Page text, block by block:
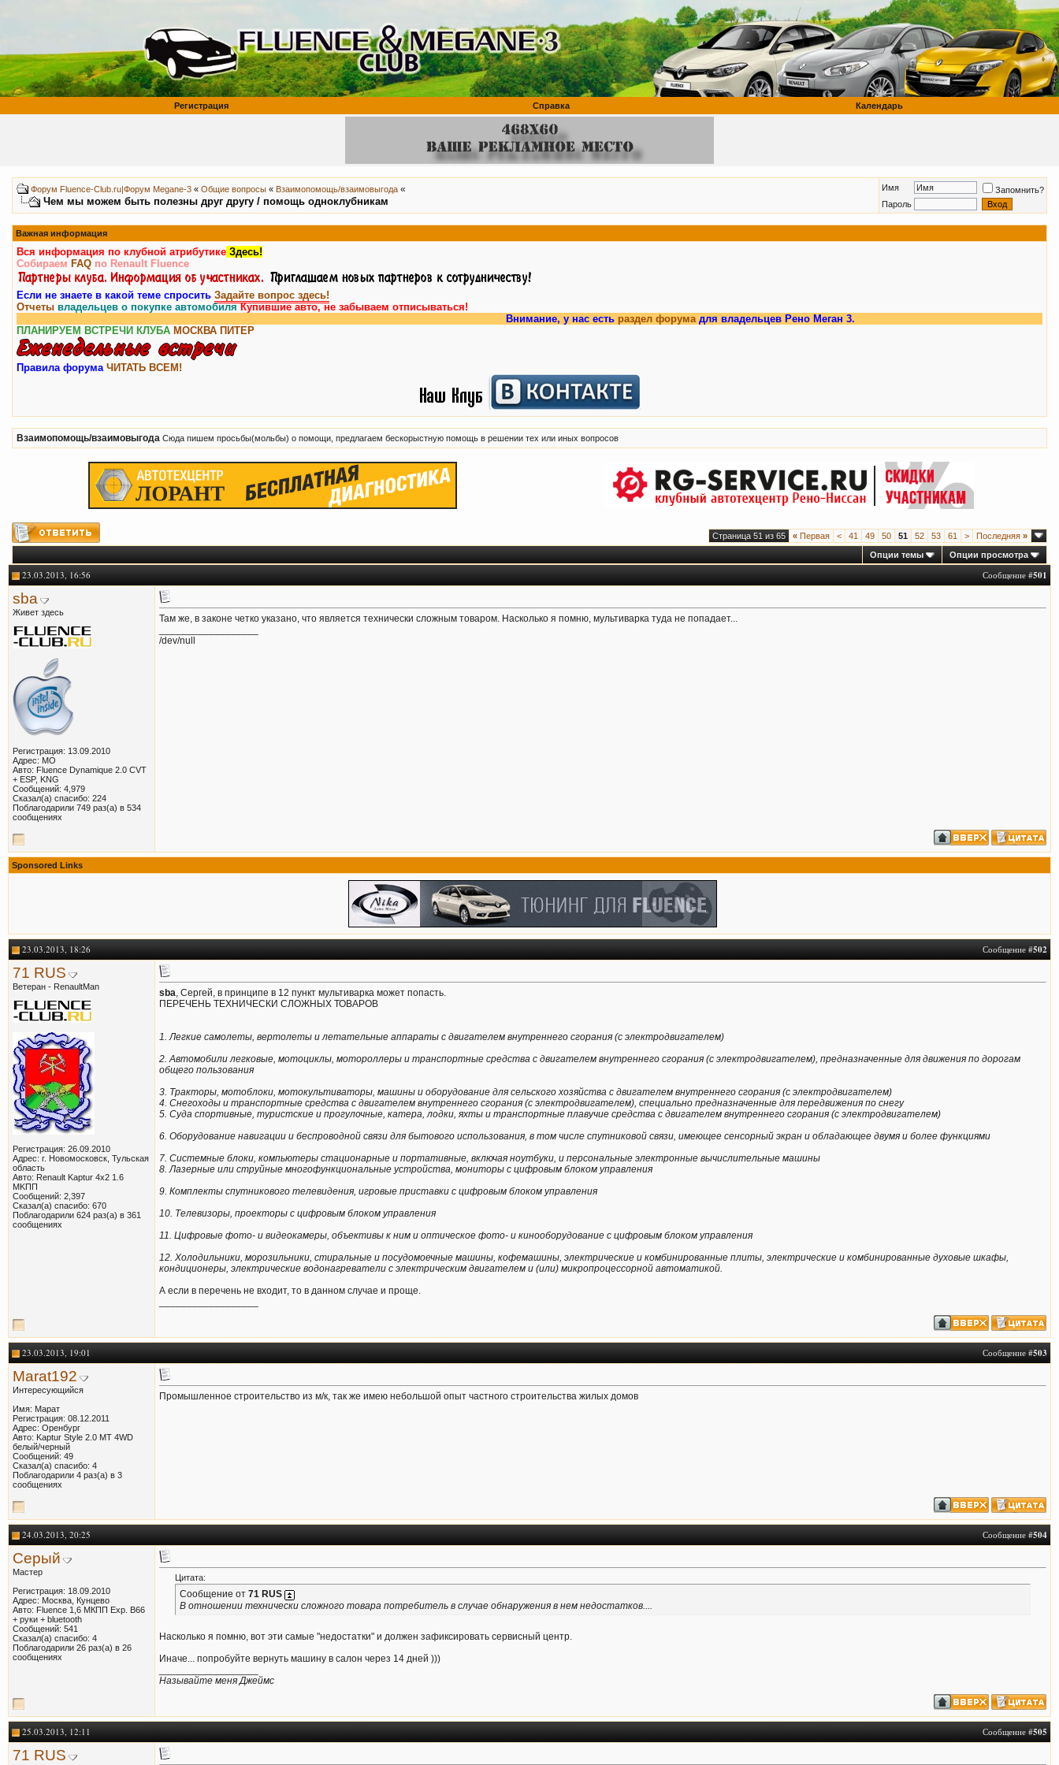
Регистрация Справка Календарь
Форум Fluence-Club.ru|Форум Megane-3 « Общие вопросы « Взаимопомощь/взаимовыгода «
Чем мы можем быть полезны друг другу / помощь одноклубникам
Имя
Запомнить?
Пароль
Важная информация
Вся информация по клубной атрибутике Здесь!
Собираем FAQ по Renault Fluence
Если не знаете в какой теме спросить Задайте вопрос здесь!
Отчеты владельцев о покупке автомобиляКупившие авто, не забываем отписываться!
Внимание, у нас естьраздел форумадля владельцев Рено Меган 3.
ПЛАНИРУЕМ ВСТРЕЧИ КЛУБА МОСКВА ПИТЕР
Правила форума ЧИТАТЬ ВСЕМ!
Взаимопомощь/взаимовыгода Сюда пишем просьбы(мольбы) о помощи, предлагаем бескорыстную помощь в решении тех или иных вопросов
Страница 51 из 65 « Первая < 41 49 50 51 52 53 61 > Последняя »
Опции темы
Опции просмотра
23.03.2013, 16:56 Сообщение #501
sba
Живет здесь
Регистрация: 13.09.2010
Адрес: МО
Авто: Fluence Dynamique 2.0 CVT
+ ESP, KNG
Сообщений: 4,979
Сказал(а) спасибо: 224
Поблагодарили 749 раз(а) в 534
сообщениях
Там же, в законе четко указано, что является технически сложным товаром. Насколько я помню, мультиварка туда не попадает...
/dev/null
Sponsored Links
23.03.2013, 18:26 Сообщение #502
71 RUS
Ветеран - RenaultMan
Регистрация: 26.09.2010
Адрес: г. Новомосковск, Тульская
область
Авто: Renault Kaptur 4x2 1.6
MKПП
Сообщений: 2,397
Сказал(а) спасибо: 670
Поблагодарили 624 раз(а) в 361
сообщениях
sba, Сергей, в принципе в 12 пункт мультиварка может попасть.
ПЕРЕЧЕНЬ ТЕХНИЧЕСКИ СЛОЖНЫХ ТОВАРОВ
1. Легкие самолеты, вертолеты и летательные аппараты с двигателем внутреннего сгорания (с электродвигателем)
2. Автомобили легковые, мотоциклы, мотороллеры и транспортные средства с двигателем внутреннего сгорания (с электродвигателем), предназначенные для движения по дорогам
общего пользования
3. Тракторы, мотоблоки, мотокультиваторы, машины и оборудование для сельского хозяйства с двигателем внутреннего сгорания (с электродвигателем)
4. Снегоходы и транспортные средства с двигателем внутреннего сгорания (с электродвигателем), специально предназначенные для передвижения по снегу
5. Суда спортивные, туристские и прогулочные, катера, лодки, яхты и транспортные плавучие средства с двигателем внутреннего сгорания (с электродвигателем)
6. Оборудование навигации и беспроводной связи для бытового использования, в том числе спутниковой связи, имеющее сенсорный экран и обладающее двумя и более функциями
7. Системные блоки, компьютеры стационарные и портативные, включая ноутбуки, и персональные электронные вычислительные машины
8. Лазерные или струйные многофункциональные устройства, мониторы с цифровым блоком управления
9. Комплекты спутникового телевидения, игровые приставки с цифровым блоком управления
10. Телевизоры, проекторы с цифровым блоком управления
11. Цифровые фото- и видеокамеры, объективы к ним и оптическое фото- и кинооборудование с цифровым блоком управления
12. Холодильники, морозильники, стиральные и посудомоечные машины, кофемашины, электрические и комбинированные плиты, электрические и комбинированные духовые шкафы,
кондиционеры, электрические водонагреватели с электрическим двигателем и (или) микропроцессорной автоматикой.
А если в перечень не входит, то в данном случае и проще.
23.03.2013, 19:01 Сообщение #503
Marat192
Интересующийся
Имя: Марат
Регистрация: 08.12.2011
Адрес: Оренбург
Авто: Kaptur Style 2.0 MT 4WD
белый/черный
Сообщений: 49
Сказал(а) спасибо: 4
Поблагодарили 4 раз(а) в 3
сообщениях
Промышленное строительство из м/к, так же имею небольшой опыт частного строительства жилых домов
24.03.2013, 20:25 Сообщение #504
Серый
Мастер
Регистрация: 18.09.2010
Адрес: Москва, Кунцево
Авто: Fluence 1,6 МКПП Exp. В66
+ руки + bluetooth
Сообщений: 541
Сказал(а) спасибо: 4
Поблагодарили 26 раз(а) в 26
сообщениях
Цитата:
Сообщение от 71 RUS
В отношении технически сложного товара потребитель в случае обнаружения в нем недостатков....
Насколько я помню, вот эти самые "недостатки" и должен зафиксировать сервисный центр.
Иначе... попробуйте вернуть машину в салон через 14 дней )))
Называйте меня Джеймс
25.03.2013, 12:11 Сообщение #505
71 RUS